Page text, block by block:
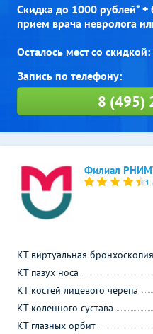
Скидка до 1000 рублей* +
прием врача невролога
Осталось мест со
8 (495)
Филиал
1
КТ виртуальная бронхоскопия
КТ пазух носа
КТ костей лицевого черепа
КТ коленного сустава
КТ глазных орбит